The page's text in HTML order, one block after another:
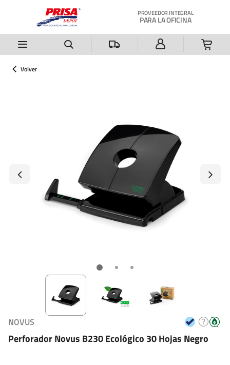
PROVEEDOR INTEGRAL
PARA LA OFICINA
Volver
NOVUS
Perforador Novus B230 Ecológico 30 Hojas Negro